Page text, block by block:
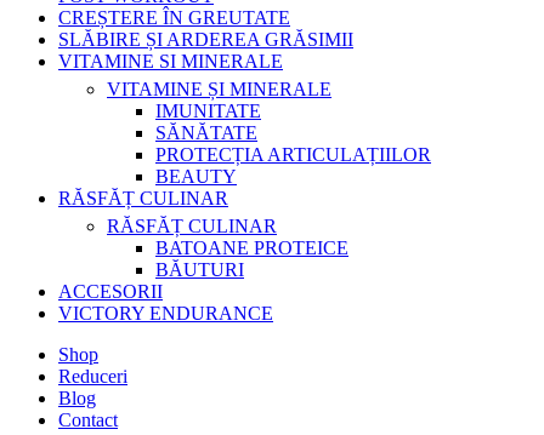
CREȘTERE ÎN GREUTATE
SLĂBIRE ȘI ARDEREA GRĂSIMII
VITAMINE SI MINERALE
VITAMINE ȘI MINERALE
IMUNITATE
SĂNĂTATE
PROTECȚIA ARTICULAȚIILOR
BEAUTY
RĂSFĂȚ CULINAR
RĂSFĂȚ CULINAR
BATOANE PROTEICE
BĂUTURI
ACCESORII
VICTORY ENDURANCE
Shop
Reduceri
Blog
Contact